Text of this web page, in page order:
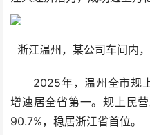
浙江温州，某公司车间内
2025年，温州全市规上
增速居全省第一。规上民
90.7%，稳居浙江省首位。